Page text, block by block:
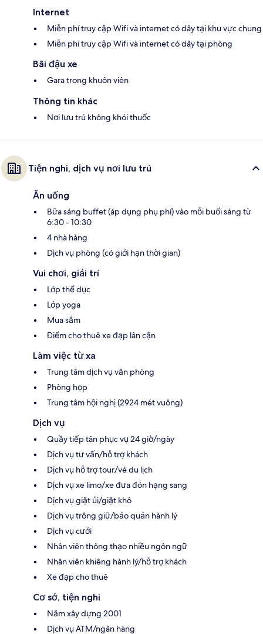
Internet
Miễn phí truy cập Wifi và internet có dây tại khu vực chung
Miễn phí truy cập Wifi và internet có dây tại phòng
Bãi đậu xe
Gara trong khuôn viên
Thông tin khác
Nơi lưu trú không khói thuốc
Tiện nghi, dịch vụ nơi lưu trú
Ăn uống
Bữa sáng buffet (áp dụng phụ phí) vào mỗi buổi sáng từ
6:30 - 10:30
4 nhà hàng
Dịch vụ phòng (có giới hạn thời gian)
Vui chơi, giải trí
Lớp thể dục
Lớp yoga
Mua sắm
Điểm cho thuê xe đạp lân cận
Làm việc từ xa
Trung tâm dịch vụ văn phòng
Phòng họp
Trung tâm hội nghị (2924 mét vuông)
Dịch vụ
Quầy tiếp tân phục vụ 24 giờ/ngày
Dịch vụ tư vấn/hỗ trợ khách
Dịch vụ hỗ trợ tour/vé du lịch
Dịch vụ xe limo/xe đưa đón hạng sang
Dịch vụ giặt ủi/giặt khô
Dịch vụ trông giữ/bảo quản hành lý
Dịch vụ cưới
Nhân viên thông thạo nhiều ngôn ngữ
Nhân viên khiêng hành lý/hỗ trợ khách
Xe đạp cho thuê
Cơ sở, tiện nghi
Năm xây dựng 2001
Dịch vụ ATM/ngân hàng